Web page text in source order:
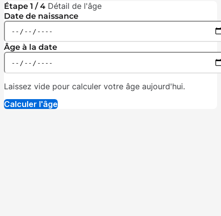
Étape 1 / 4 Détail de l'âge
Date de naissance
Âge à la date
Laissez vide pour calculer votre âge aujourd'hui.
Calculer l'âge